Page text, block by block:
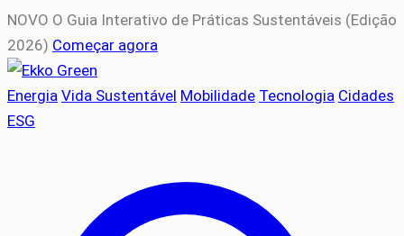
NOVO O Guia Interativo de Práticas Sustentáveis (Edição
2026) Começar agora
Energia Vida Sustentável Mobilidade Tecnologia Cidades
ESG